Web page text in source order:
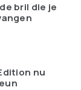
bril die je
nu